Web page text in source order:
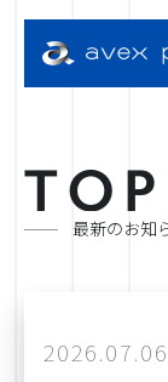
T O P
最新のお知
2026.07.06